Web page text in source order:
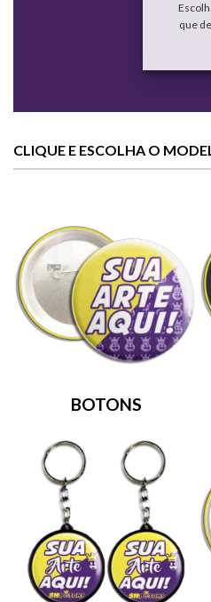
que
CLIQUE E ESCOLHA O
BOTONS